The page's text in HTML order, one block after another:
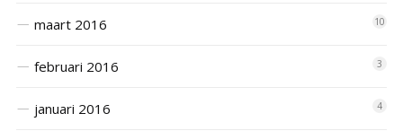
maart 2016 10
februari 2016 3
januari 2016 4